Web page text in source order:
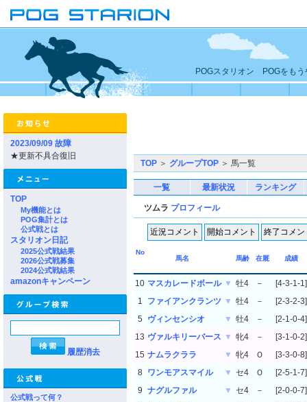
POGスタリオン POGをもう
2023/09/09 故障
★更新不具合復旧
TOP
My機能とは
POG集計とは
公式戦とは
スタリオン日記
2025公式戦結果
2026公式戦募集
2024公式戦結果
amazonキャンペーン
履歴消去
公式戦って何？
TOP ＞ グループTOP ＞ 馬一覧
一覧 最新状況 ランキング
ツムラ プロフィール
No
馬名
馬齢 在厩 成績
10 マスカレードボール ▼ 牡4 －
[4-3-1-1]
1
ファイアンクランツ ▼ 牡4 －
[2-3-2-3]
5
ヴィンセンシオ ▼ 牡4 －
[2-1-0-4]
13 ヴァルキリーバース ▼ 牝4 －
[3-1-0-2]
15 ナムラクララ ▼ 牝4 Ｏ
[3-3-0-8]
8
ワンモアスマイル ▼ セ4 Ｏ
[2-5-1-7]
9 ナグルファル ▼ セ4 －
[2-0-0-7]